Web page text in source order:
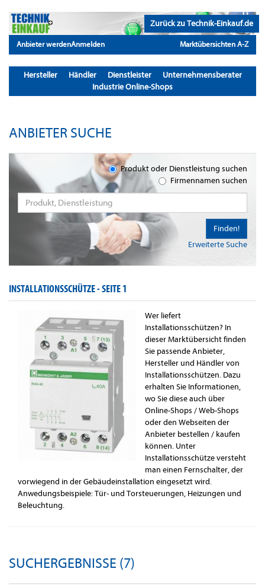
Zurück zu Technik-Einkauf.de
Anbieter werdenAnmelden Marktübersichten A-Z
Hersteller Händler Dienstleister
Unternehmensberater
Industrie Online-Shops
ANBIETER SUCHE
Produkt oder Dienstleistung suchen
Firmennamen suchen
Erweiterte Suche
Finden!
INSTALLATIONSSCHÜTZE -SEITE 1
Wer liefert
Installationsschützen? In
dieser Marktübersicht finden
Sie passende Anbieter,
Hersteller und Händler von
Installationsschützen. Dazu
erhalten Sie Informationen,
wo Sie diese auch über
Online-Shops / Web-Shops
oder den Webseiten der
Anbieter bestellen / kaufen
können. Unter
Installationsschütze versteht
man einen Fernschalter, der
vorwiegend in der Gebäudeinstallation eingesetzt wird.
Anwedungsbeispiele: Tür- und Torsteuerungen, Heizungen und
Beleuchtung.
SUCHERGEBNISSE (7)